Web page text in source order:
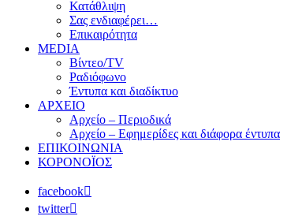
Κατάθλιψη
Σας ενδιαφέρει…
Επικαιρότητα
MEDIA
Βίντεο/TV
Ραδιόφωνο
Έντυπα και διαδίκτυο
ΑΡΧΕΙΟ
Αρχείο – Περιοδικά
Αρχείο – Εφημερίδες και διάφορα έντυπα
ΕΠΙΚΟΙΝΩΝΙΑ
ΚΟΡΟΝΟΪΟΣ
facebook
twitter